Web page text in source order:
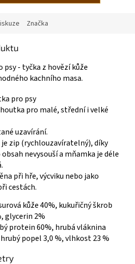
Značka
psy - tyčka z hovězí kůže
kachního masa.
pro psy
pro malé, střední i velké
uzavírání.
zip (rychlouzavíratelný), díky
nevysouší a mňamka je déle
při hře, výcviku nebo jako
cestách.
kůže 40%, kukuřičný škrob
glycerin 2%
protein 60%, hrubá vláknina
popel 3,0 %, vlhkost 23 %